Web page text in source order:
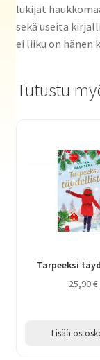
lukijat
sekä useita
ei liiku on hänen
Tutustu
Tarpeeksi
25,90€
Lisää